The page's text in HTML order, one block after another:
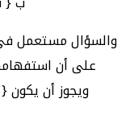
والسؤال مستعمل
على أن
ويجوز أن